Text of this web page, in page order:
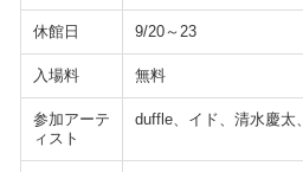
休館日 9/20～23
入場料 無料
参加アーテ
ィスト
duffle、イド、清水慶太